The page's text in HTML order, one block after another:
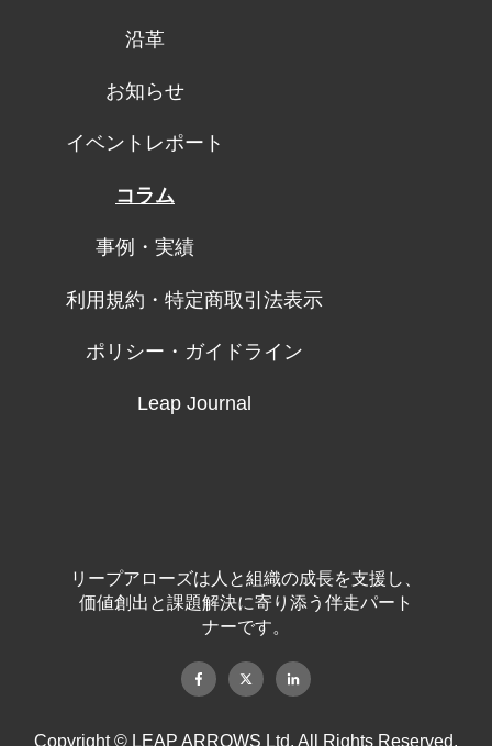
沿革
お知らせ
イベントレポート
コラム
事例・実績
利用規約・特定商取引法表示
ポリシー・ガイドライン
Leap Journal
リープアローズは人と組織の成長を支援し、
価値創出と課題解決に寄り添う伴走パート
ナーです。
Copyright © LEAP ARROWS Ltd. All Rights Reserved.